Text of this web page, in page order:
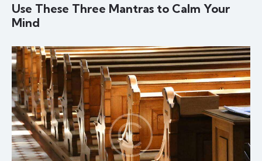
Use These Three Mantras to Calm Your
Mind